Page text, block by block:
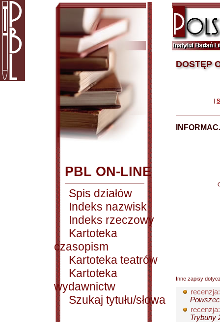
PBL ON-LINE
Spis działów
Indeks nazwisk
Indeks rzeczowy
Kartoteka
czasopism
Kartoteka teatrów
Kartoteka
wydawnictw
Szukaj tytułu/słowa
DOSTĘP
|
Inne zapisy
recenzja:
recenzja:
Trybuny